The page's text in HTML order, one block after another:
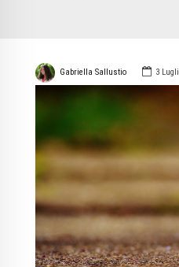
Gabriella Sallustio 3